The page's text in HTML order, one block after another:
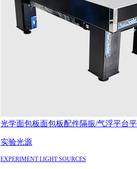
光学面包板面包板配件隔振/气浮平台
实验光源
EXPERIMENT LIGHT SOURCES